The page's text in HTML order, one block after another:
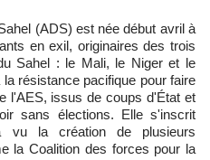
(ADS) est née début avril à
en exil, originaires des trois
Sahel : le Mali, le Niger et le
résistance pacifique pour faire
l'AES, issus de coups d'État et
sans élections. Elle s'inscrit
vu la création de plusieurs
la Coalition des forces pour la